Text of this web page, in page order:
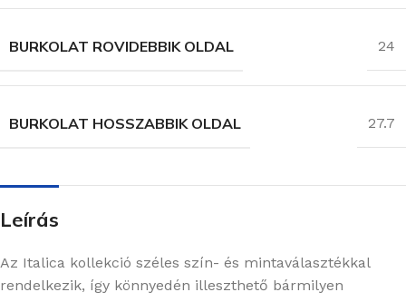
BURKOLAT ROVIDEBBIK OLDAL 24
BURKOLAT HOSSZABBIK OLDAL 27.7
Leírás
Az Italica kollekció széles szín- és mintaválasztékkal
rendelkezik, így könnyedén illeszthető bármilyen